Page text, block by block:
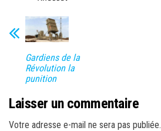
Gardiens de la
Révolution la
punition
Laisser un commentaire
Votre adresse e-mail ne sera pas publiée.